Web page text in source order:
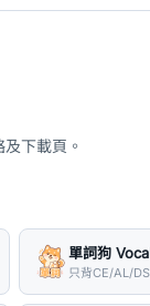
下載頁。
單詞狗
只背CE/AL/